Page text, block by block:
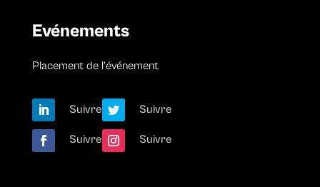
Evénements
Placement de l’événement
Suivre Suivre
Suivre Suivre